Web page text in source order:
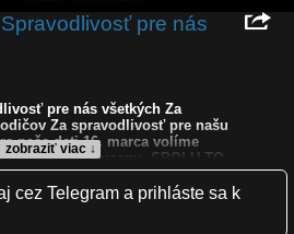
pre nás
zobraziť viac ↓
pre nás všetkých Za
Za spravodlivosť pre našu
naše deti 16. marca volíme
volíme Zuzanu. SPOLU TO
cez Telegram a prihláste sa k